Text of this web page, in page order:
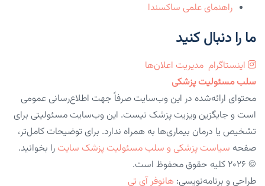
راهنمای علمی ساکسندا
ما را دنبال کنید
اینستاگرام مدیریت اعلان‌ها
سلب مسئولیت پزشکی
محتوای ارائه‌شده در این وب‌سایت صرفاً جهت اطلاع‌رسانی عمومی
است و جایگزین ویزیت پزشک نیست. این وب‌سایت مسئولیتی برای
تشخیص یا درمان بیماری‌ها به همراه ندارد. برای توضیحات کامل‌تر،
صفحه سیاست پزشکی و سلب مسئولیت پزشک سایت را بخوانید.
© 2026 کلیه حقوق محفوظ است.
طراحی و برنامه‌نویسی: هانوفر آی تی